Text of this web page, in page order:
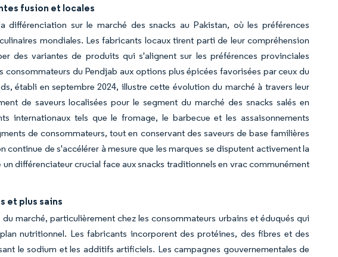
fusion et locales
sur le marché des snacks au Pakistan, où les préférences
mondiales. Les fabricants locaux tirent parti de leur compréhension
des variantes de produits qui s'alignent sur les préférences provinciales
du Pendjab aux options plus épicées favorisées par ceux du
établi en septembre 2024, illustre cette évolution du marché à travers leur
de saveurs localisées pour le segment du marché des snacks salés en
internationaux tels que le fromage, le barbecue et les assaisonnements
de consommateurs, tout en conservant des saveurs de base familières
de s'accélérer à mesure que les marques se disputent activement la
différenciateur crucial face aux snacks traditionnels en vrac communément
et plus sains
marché, particulièrement chez les consommateurs urbains et éduqués qui
nutritionnel. Les fabricants incorporent des protéines, des fibres et des
le sodium et les additifs artificiels. Les campagnes gouvernementales de